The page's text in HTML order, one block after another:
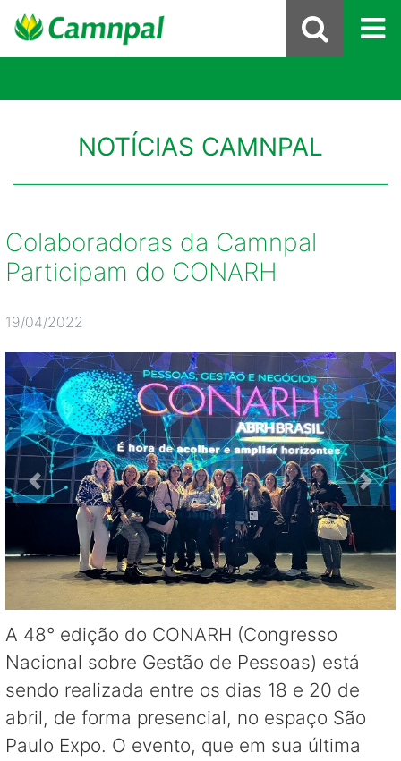
NOTÍCIAS CAMNPAL
Colaboradoras da Camnpal
Participam do CONARH
19/04/2022
A 48° edição do CONARH (Congresso
Nacional sobre Gestão de Pessoas) está
sendo realizada entre os dias 18 e 20 de
abril, de forma presencial, no espaço São
Paulo Expo. O evento, que em sua última